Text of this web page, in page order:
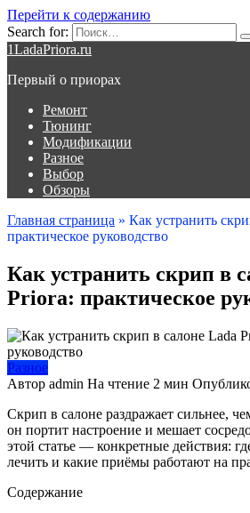
Перейти к содержанию
Search for:
1LadaPriora.ru
Первый о приорах
Ремонт
Тюнинг
Модификации
Разное
Выбор
Обзоры
Главная страница » Как устранить
практическое руководство
Как устранить скрип в
Priora: практическое
Разное
Автор admin На чтение 2 мин
Скрип в салоне раздражает сильнее,
он портит настроение и мешает
этой статье — конкретные действия:
лечить и какие приёмы работают на
Содержание